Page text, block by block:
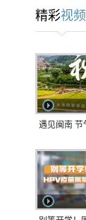
乱子草盛放
精彩视频
遇见闽南 节